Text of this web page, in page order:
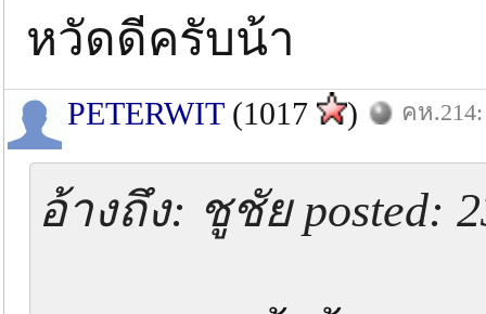
หวัดดีครับน้า
PETERWIT(1017 ) คห
อ้างถึง: ชูชัย posted: